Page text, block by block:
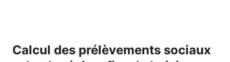
Calcul des prélèvements sociaux